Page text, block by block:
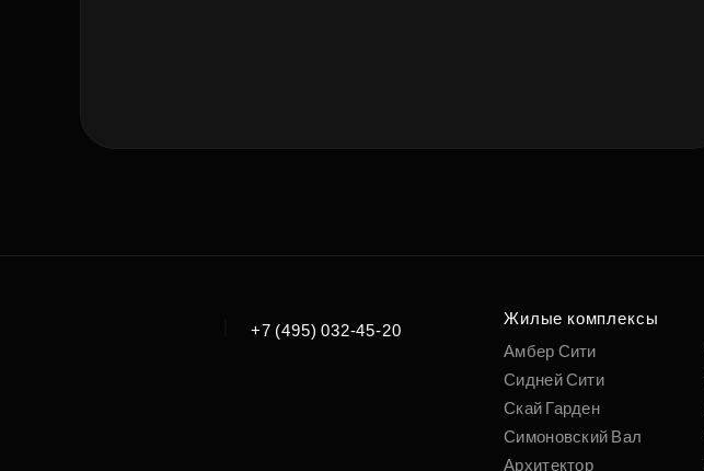
+7 (495) 032-45-20
Жилые комплексы
Амбер Сити
Сидней Сити
Скай Гарден
Симоновский Вал
Архитектор